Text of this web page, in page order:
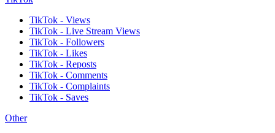
TikTok - Views
TikTok - Live Stream Views
TikTok - Followers
TikTok - Likes
TikTok - Reposts
TikTok - Comments
TikTok - Complaints
TikTok - Saves
Other